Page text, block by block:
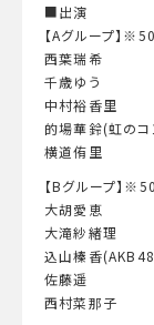
■出演
【Aグループ】
西葉瑞希
千歳ゆう
中村裕香里
的場華鈴(虹のコ
横道侑里
【Bグループ】
大胡愛恵
大滝紗緒理
込山榛香
佐藤遥
西村菜那子